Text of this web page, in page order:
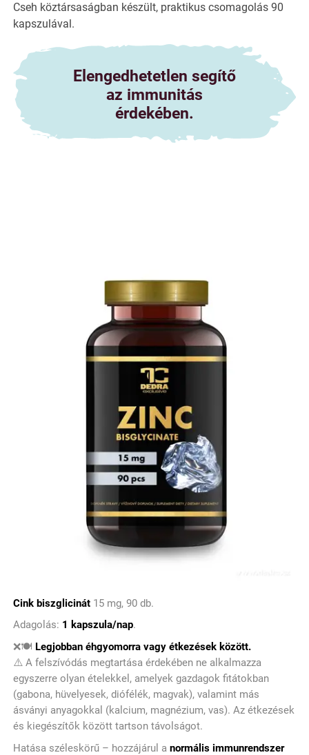
Cseh köztársaságban készült, praktikus csomagolás 90
kapszulával.
Elengedhetetlen segítő
az immunitás
érdekében.
Cink biszglicinát 15 mg, 90 db.
Adagolás: 1 kapszula/nap.
❌🍽️ Legjobban éhgyomorra vagy étkezések között.
⚠️ A felszívódás megtartása érdekében ne alkalmazza
egyszerre olyan ételekkel, amelyek gazdagok fitátokban
(gabona, hüvelyesek, diófélék, magvak), valamint más
ásványi anyagokkal (kalcium, magnézium, vas). Az étkezések
és kiegészítők között tartson távolságot.
Hatása széleskörű – hozzájárul a normális immunrendszer